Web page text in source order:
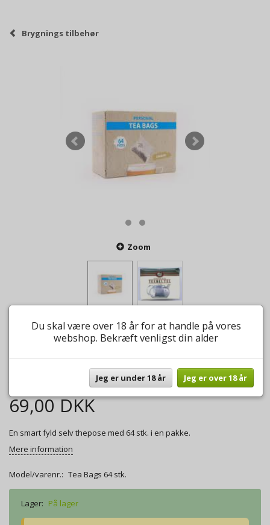
Brygnings tilbehør
Zoom
UDSOLGT - Tea Bags 64
stk.
anmeldelser Skriv anmeldelse
69,00 DKK
En smart fyld selv thepose med 64 stk. i en pakke.
Mere information
Model/varenr.: Tea Bags 64 stk.
Lager: På lager
Du skal være over 18 år for at handle på vores
webshop. Bekræft venligst din alder
Jeg er under 18 år Jeg er over 18 år